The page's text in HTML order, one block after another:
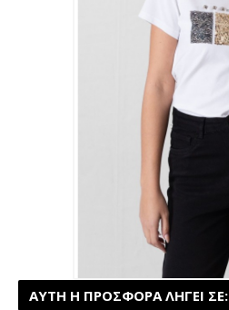
ΑΥΤΉ Η ΠΡΟΣΦΟΡΆ ΛΉΓΕΙ ΣΕ: